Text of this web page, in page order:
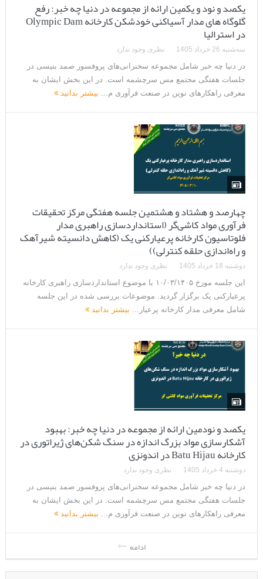
یکصد و نود و یکمین ارائه از مجموعه در دنیا چه خبر: رفع
گلوگاه های مدار آسیاکنی خودشکن کارخانه Olympic Dam
در استرالیا
سه‌شنبه 26 خرداد 1405 نظری وجود ندارد
در دنیا چه خبر شامل مجموعه سخنرانی‌های پروفسور صمد بنیسی در
جلسات هفتگی مجتمع مس سرچشمه است. در این بخش ایشان به
معرفی راهکارهای نوین در صنعت فرآوری م... بیشتر بدانید
چهارصد و هشتاد و هشتمین جلسه هفتگی مرکز تحقیقات
فرآوری مواد کاشی‌گر (استانداردسازی راهبری مدار
فلوتاسیون کارخانه پرعیارکنی یک (کاهش دانسیته شیرآهک
و راه‌اندازی حلقه کنترلی))
دوشنبه 18 خرداد 1405 نظری وجود ندارد
این جلسه مورخ ۱۰/۰۳/۱۴۰۵ با موضوع استانداردسازی راهبری کارخانه
پرعیارکنی یک برگزار گردید. موضوعات بررسی شده در این جلسه
شامل معرفی مدار کارخانه پرعیار... بیشتر بدانید
یکصد و نودمین ارائه از مجموعه در دنیا چه خبر: بهبود
آشکارسازی مواد بزرگ اندازه در سنگ شکن‌های ژیراتوری در
کارخانه Batu Hijau در اندونزی
دوشنبه 4 خرداد 1405 نظری وجود ندارد
در دنیا چه خبر شامل مجموعه سخنرانی‌های پروفسور صمد بنیسی در
جلسات هفتگی مجتمع مس سرچشمه است. در این بخش ایشان به
معرفی راهکارهای نوین در صنعت فرآوری م... بیشتر بدانید
ادامه